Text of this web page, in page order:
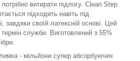
витирати підлогу. Clean Step
підходить навіть під
завдяки своїй латексній основі. Цей
служби. Виготовлений з 55%
- мільйони супер абсорбуючих